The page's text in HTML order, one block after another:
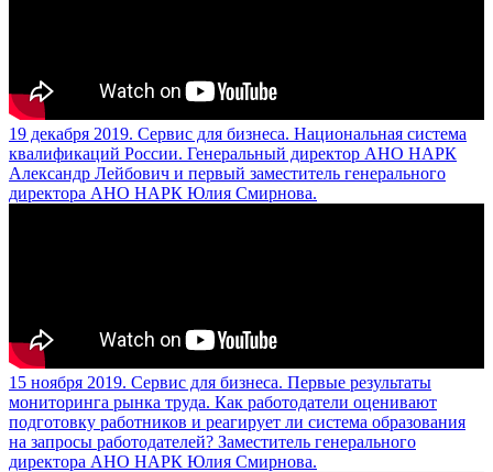
19 декабря 2019. Сервис для бизнеса. Национальная система
квалификаций России. Генеральный директор АНО НАРК
Александр Лейбович и первый заместитель генерального
директора АНО НАРК Юлия Смирнова.
15 ноября 2019. Сервис для бизнеса. Первые результаты
мониторинга рынка труда. Как работодатели оценивают
подготовку работников и реагирует ли система образования
на запросы работодателей? Заместитель генерального
директора АНО НАРК Юлия Смирнова.